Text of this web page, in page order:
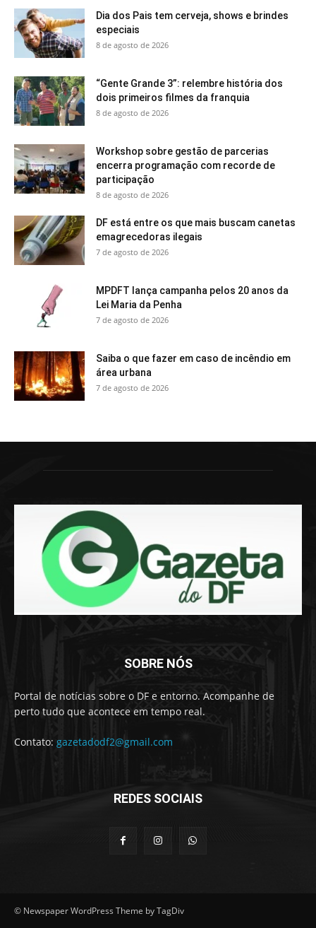
Dia dos Pais tem cerveja, shows e brindes
especiais
8 de agosto de 2026
“Gente Grande 3”: relembre história dos
dois primeiros filmes da franquia
8 de agosto de 2026
Workshop sobre gestão de parcerias
encerra programação com recorde de
participação
8 de agosto de 2026
DF está entre os que mais buscam canetas
emagrecedoras ilegais
7 de agosto de 2026
MPDFT lança campanha pelos 20 anos da
Lei Maria da Penha
7 de agosto de 2026
Saiba o que fazer em caso de incêndio em
área urbana
7 de agosto de 2026
SOBRE NÓS
Portal de notícias sobre o DF e entorno. Acompanhe de
perto tudo que acontece em tempo real.
Contato: gazetadodf2@gmail.com
REDES SOCIAIS
© Newspaper WordPress Theme by TagDiv